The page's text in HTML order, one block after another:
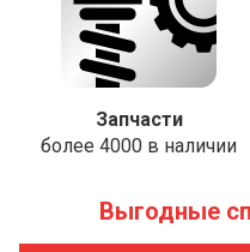
Запчасти
более 4000 в наличии
Выгодные